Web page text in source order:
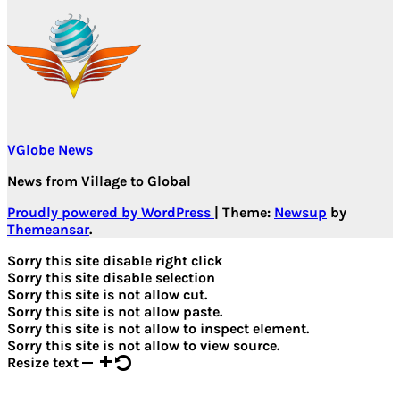
VGlobe News
News from Village to Global
Proudly powered by WordPress
Theme: Newsup by
Themeansar.
Sorry this site disable right click
Sorry this site disable selection
Sorry this site is not allow cut.
Sorry this site is not allow paste.
Sorry this site is not allow to inspect element.
Sorry this site is not allow to view source.
Resize text